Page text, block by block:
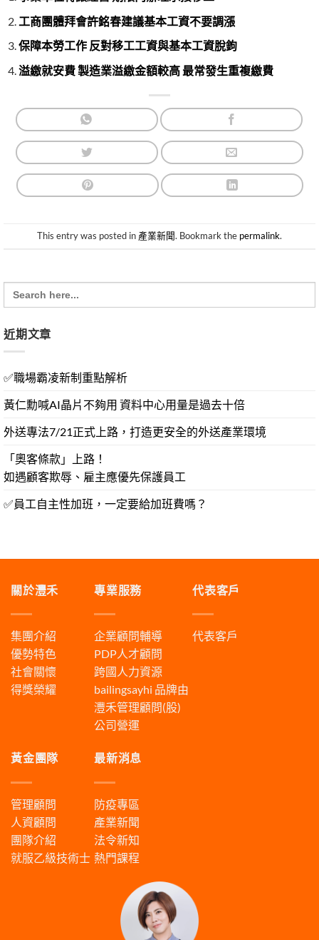
工商團體拜會許銘春建議基本工資不要調漲
保障本勞工作 反對移工工資與基本工資脫鉤
溢繳就安費 製造業溢繳金額較高 最常發生重複繳費
This entry was posted in 產業新聞. Bookmark the permalink.
Search
for:
近期文章
✅職場霸凌新制重點解析
黃仁勳喊AI晶片不夠用 資料中心用量是過去十倍
外送專法7/21正式上路，打造更安全的外送產業環境
「奧客條款」上路！
如遇顧客欺辱、雇主應優先保護員工
✅員工自主性加班，一定要給加班費嗎？
關於灃禾
集團介紹
優勢特色
社會關懷
得獎榮耀
專業服務
企業顧問輔導
PDP人才顧問
跨國人力資源
bailingsayhi 品牌由
灃禾管理顧問(股)
公司營運
代表客戶
代表客戶
黃金團隊
管理顧問
人資顧問
團隊介紹
就服乙級技術士
最新消息
防疫專區
產業新聞
法令新知
熱門課程